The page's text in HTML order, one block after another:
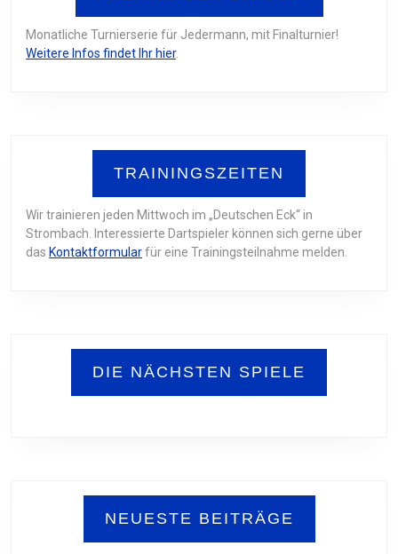
Monatliche Turnierserie für Jedermann, mit Finalturnier!
Weitere Infos findet Ihr hier.
TRAININGSZEITEN
Wir trainieren jeden Mittwoch im „Deutschen Eck“ in
Strombach. Interessierte Dartspieler können sich gerne über
das Kontaktformularfür eine Trainingsteilnahme melden.
DIE NÄCHSTEN SPIELE
NEUESTE BEITRÄGE